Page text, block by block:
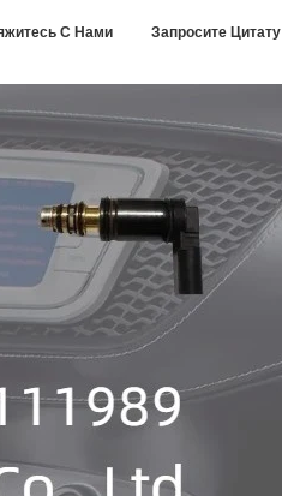
С Нами Запросите Цитату